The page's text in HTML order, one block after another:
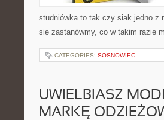
studniówka to tak czy siak jedno z
się zastanówmy, co w takim razie
CATEGORIES: SOSNOWIEC
UWIELBIASZ
MARKĘ